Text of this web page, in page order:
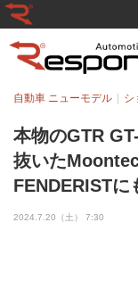
本物のGTR
抜いた
FENDERISTに
自動車 ニューモデル シ
2024.7.20（土） 7:30